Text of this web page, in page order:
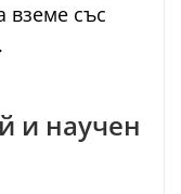
вземе със
и научен